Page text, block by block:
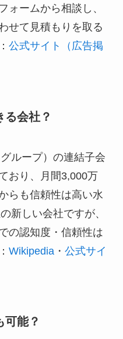
ォームから相談し、
せて見積もりを取る
公式サイト（広告掲
る会社？
ループ）の連結子会
おり、月間3,000万
らも信頼性は高い水
新しい会社ですが、
の認知度・信頼性は
Wikipedia・ 公式サイ
可能？